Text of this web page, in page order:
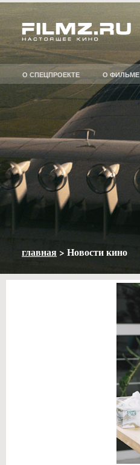
О СПЕЦПРОЕКТЕ О ФИЛЬМЕ
главная > Новости кино